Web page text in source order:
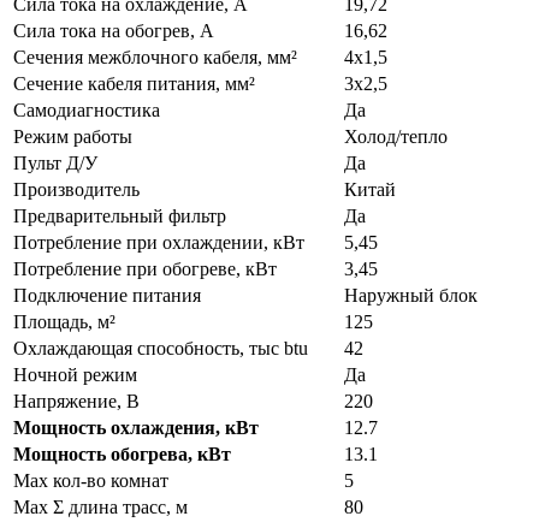
Сила тока на охлаждение, А
19,72
Сила тока на обогрев, А
16,62
Сечения межблочного кабеля, мм²
4х1,5
Сечение кабеля питания, мм²
3х2,5
Самодиагностика
Да
Режим работы
Холод/тепло
Пульт Д/У
Да
Производитель
Китай
Предварительный фильтр
Да
Потребление при охлаждении, кВт
5,45
Потребление при обогреве, кВт
3,45
Подключение питания
Наружный блок
Площадь, м²
125
Охлаждающая способность, тыс btu
42
Ночной режим
Да
Напряжение, В
220
Мощность охлаждения, кВт
12.7
Мощность обогрева, кВт
13.1
Max кол-во комнат
5
Max Σ длина трасс, м
80